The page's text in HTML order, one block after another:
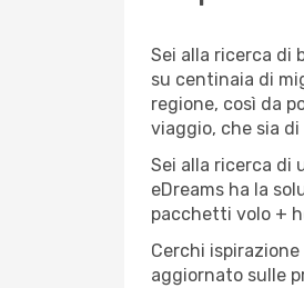
Sei alla ricerca di
su centinaia di
regione, così da
viaggio, che sia
Sei alla ricerca di
eDreams ha la
pacchetti volo +
Cerchi
aggiornato sulle